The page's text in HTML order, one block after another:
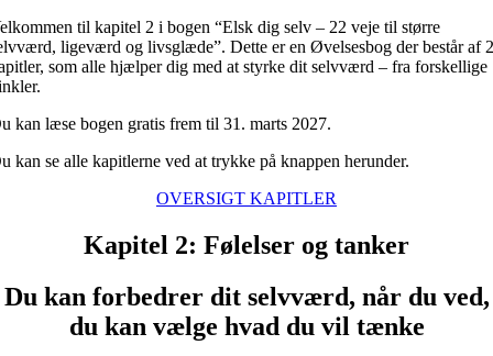
Skip
to
content
til kapitel 2 i bogen “Elsk dig selv – 22 veje til større
ligeværd og livsglæde”. Dette er en Øvelsesbog der består af
som alle hjælper dig med at styrke dit selvværd – fra forskellige
kan læse bogen gratis frem til 31. marts 2027.
kan se alle kapitlerne ved at trykke på knappen herunder.
OVERSIGT KAPITLER
Kapitel 2: Følelser og tanker
Du kan forbedrer dit selvværd, når du ved,
du kan vælge hvad du vil tænke